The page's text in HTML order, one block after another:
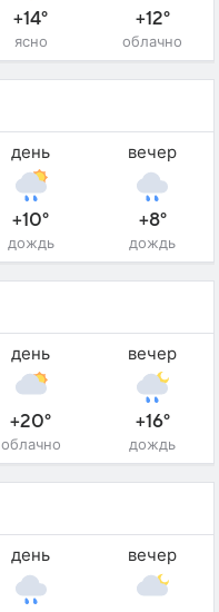
+14°
ясно
+12°
облачно
день
+10°
дождь
вечер
+8°
дождь
день
+20°
облачно
вечер
+16°
дождь
день вечер